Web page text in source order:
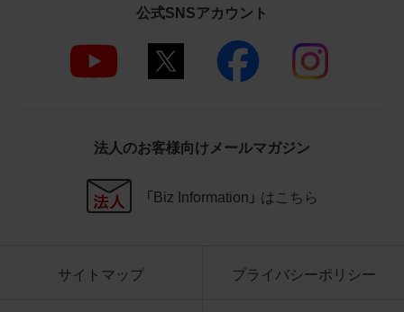
商品写真データの全部又は一部の譲
渡、貸与、再利用許諾、改変、著作権表
示の除去等をしないこと
商品写真データに表示されている当
当社の商品であることを特定できる
商品写真データに著作権表示、ラベ
ル、商標その他のマークがある場合、
ページ以外のサイトとのリンクとし
て利用しないこと
公式SNSアカウント
法人のお客様向けメールマガジン
「Biz Information」 はこちら
サイトマップ プライバシーポリシー